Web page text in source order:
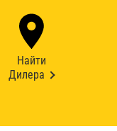
Найти
Дилера